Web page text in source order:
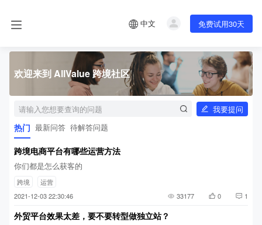
中文 免费试用30天
欢迎来到 AllValue 跨境社区
我要提问
热门 最新问答 待解答问题
跨境电商平台有哪些运营方法
你们都是怎么获客的
跨境
运营
2021-12-03 22:30:46
33177 0 1
外贸平台效果太差，要不要转型做独立站？